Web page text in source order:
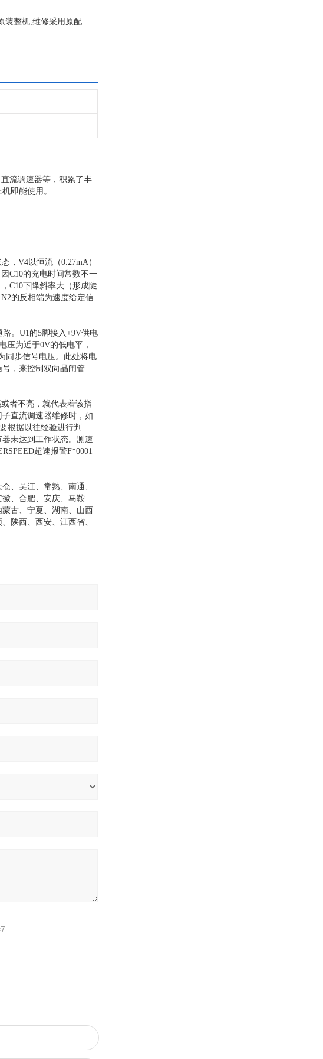
装整机,维修采用原配
流调速器等，积累了丰
即能使用。
，V4以恒流（0.27mA）
C10的充电时间常数不一
C10下降斜率大（形成陡
的反相端为速度给定信
。U1的5脚接入+9V供电
压为近于0V的低电平，
同步信号电压。此处将电
，来控制双向晶闸管
者不亮，就代表着该指
直流调速器维修时，如
根据以往经验进行判
未达到工作状态。测速
超速报警F*0001
、吴江、常熟、南通、
、合肥、安庆、马鞍
古、宁夏、湖南、山西
陕西、西安、江西省、